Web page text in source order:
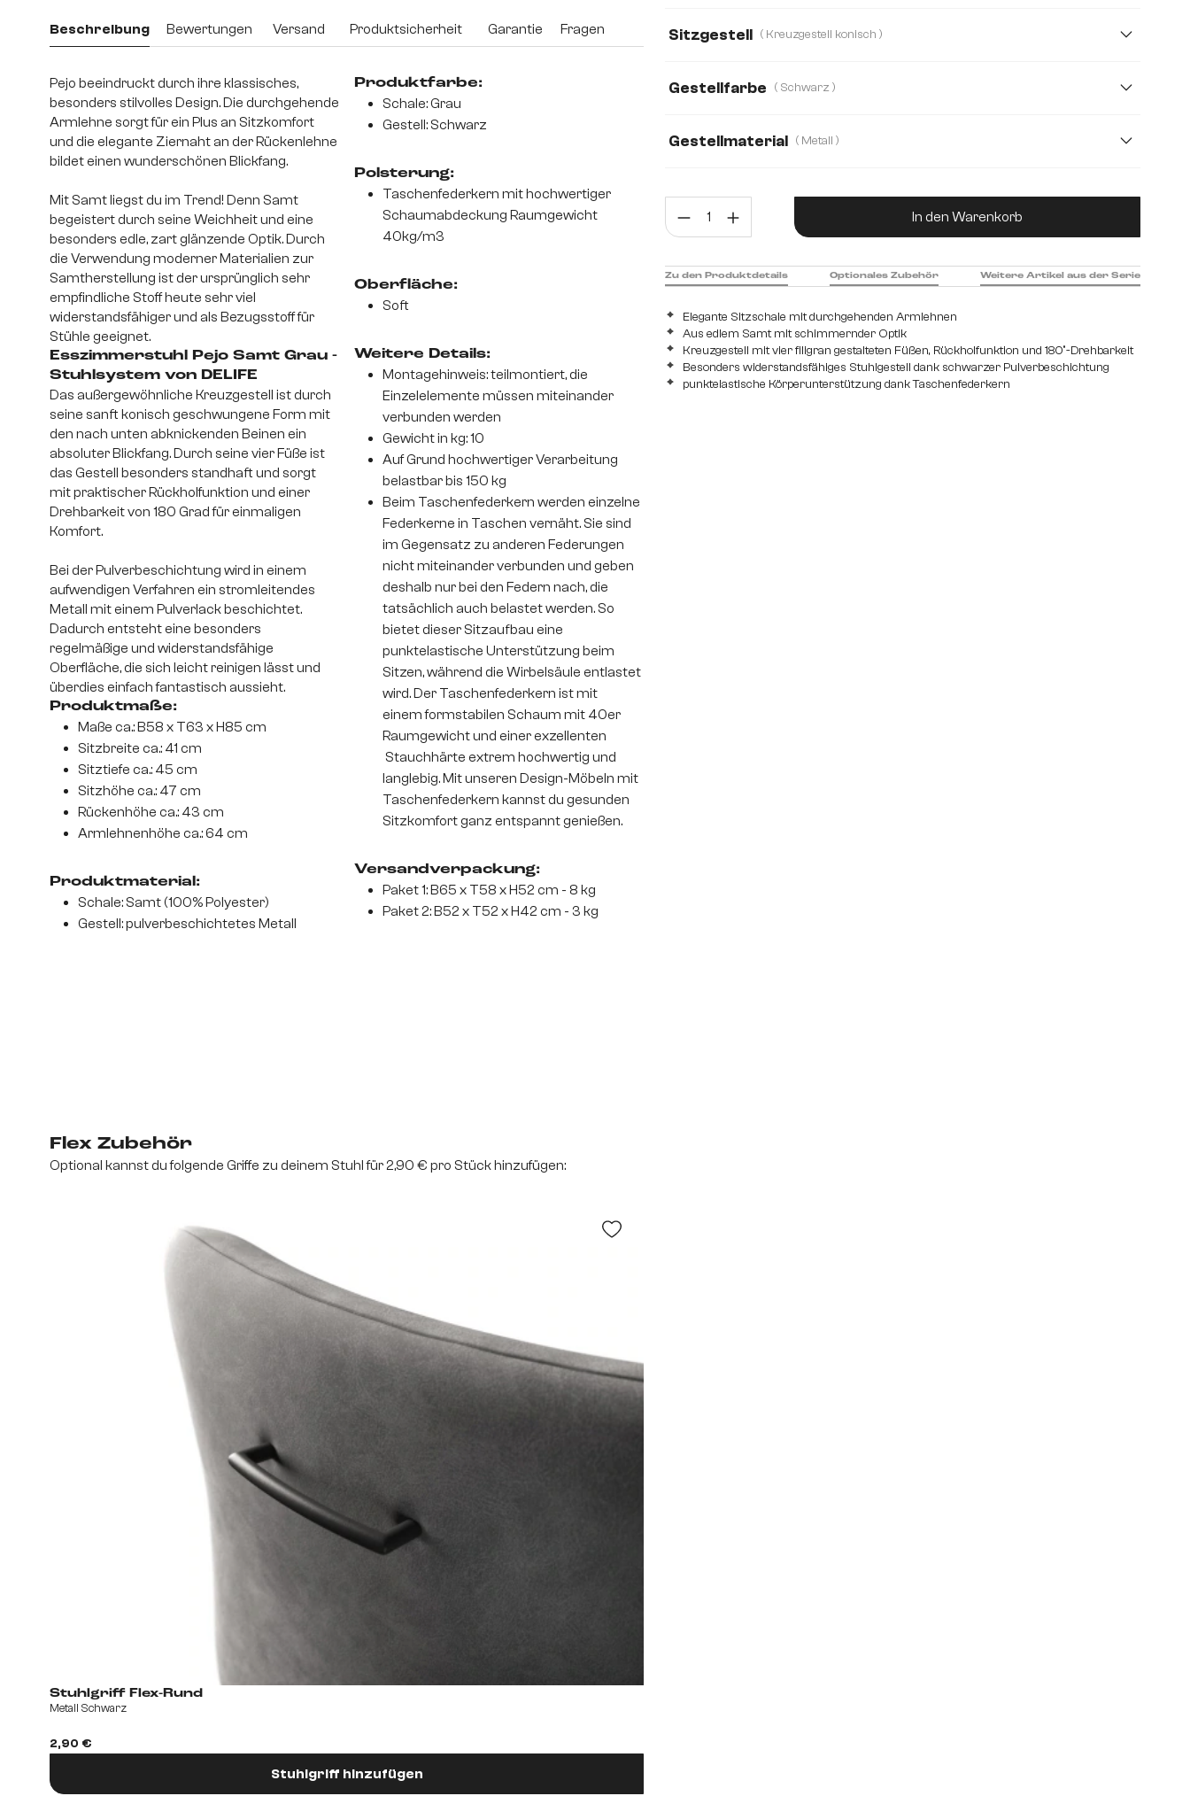
Mikrofaser/Bouclé, Mikrofaser
Webstoff Soft
Sitzgestell ( Kreuzgestell konisch )
Gestellfarbe ( Schwarz )
Gestellmaterial ( Metall )
Produkt Anzahl: Gib den gewünschten Wert
In den Warenkorb
Elegante Sitzschale mit durchgehenden Armlehnen
Aus edlem Samt mit schimmernder Optik
Kreuzgestell mit vier filigran gestalteten Füßen, Rückholfunktion und 180°-Drehbarkeit
Besonders widerstandsfähiges Stuhlgestell dank schwarzer Pulverbeschichtung
punktelastische Körperunterstützung dank Taschenfederkern
Zu den Produktdetails Optionales Zubehör Weitere Artikel aus der Serie
Beschreibung Bewertungen Versand Produktsicherheit Garantie Fragen
Pejo beeindruckt durch ihre klassisches,
besonders stilvolles Design. Die durchgehende
Armlehne sorgt für ein Plus an Sitzkomfort
und die elegante Ziernaht an der Rückenlehne
bildet einen wunderschönen Blickfang.
Mit Samt liegst du im Trend! Denn Samt
begeistert durch seine Weichheit und eine
besonders edle, zart glänzende Optik. Durch
die Verwendung moderner Materialien zur
Samtherstellung ist der ursprünglich sehr
empfindliche Stoff heute sehr viel
widerstandsfähiger und als Bezugsstoff für
Stühle geeignet.
Esszimmerstuhl Pejo Samt Grau -
Stuhlsystem von DELIFE
Das außergewöhnliche Kreuzgestell ist durch
seine sanft konisch geschwungene Form mit
den nach unten abknickenden Beinen ein
absoluter Blickfang. Durch seine vier Füße ist
das Gestell besonders standhaft und sorgt
mit praktischer Rückholfunktion und einer
Drehbarkeit von 180 Grad für einmaligen
Komfort.
Bei der Pulverbeschichtung wird in einem
aufwendigen Verfahren ein stromleitendes
Metall mit einem Pulverlack beschichtet.
Dadurch entsteht eine besonders
regelmäßige und widerstandsfähige
Oberfläche, die sich leicht reinigen lässt und
überdies einfach fantastisch aussieht.
Produktmaße:
Maße ca.: B58 x T63 x H85 cm
Sitzbreite ca.: 41 cm
Sitztiefe ca.: 45 cm
Sitzhöhe ca.: 47 cm
Rückenhöhe ca.: 43 cm
Armlehnenhöhe ca.: 64 cm
Produktmaterial:
Schale: Samt (100% Polyester)
Gestell: pulverbeschichtetes Metall
Produktfarbe:
Schale: Grau
Gestell: Schwarz
Polsterung:
Taschenfederkern mit hochwertiger
Schaumabdeckung Raumgewicht
40kg/m3
Oberfläche:
Soft
Weitere Details:
Montagehinweis: teilmontiert, die
Einzelelemente müssen miteinander
verbunden werden
Gewicht in kg: 10
Auf Grund hochwertiger Verarbeitung
belastbar bis 150 kg
Beim Taschenfederkern werden einzelne
Federkerne in Taschen vernäht. Sie sind
im Gegensatz zu anderen Federungen
nicht miteinander verbunden und geben
deshalb nur bei den Federn nach, die
tatsächlich auch belastet werden. So
bietet dieser Sitzaufbau eine
punktelastische Unterstützung beim
Sitzen, während die Wirbelsäule entlastet
wird. Der Taschenfederkern ist mit
einem formstabilen Schaum mit 40er
Raumgewicht und einer exzellenten
Stauchhärte extrem hochwertig und
langlebig. Mit unseren Design-Möbeln mit
Taschenfederkern kannst du gesunden
Sitzkomfort ganz entspannt genießen.
Versandverpackung:
Paket 1: B65 x T58 x H52 cm - 8 kg
Paket 2: B52 x T52 x H42 cm - 3 kg
Flex Zubehör
Optional kannst du folgende Griffe zu deinem Stuhl für 2,90 € pro Stück hinzufügen:
Stuhlgriff Flex-Rund
Metall Schwarz
2,90 €
Stuhlgriff hinzufügen